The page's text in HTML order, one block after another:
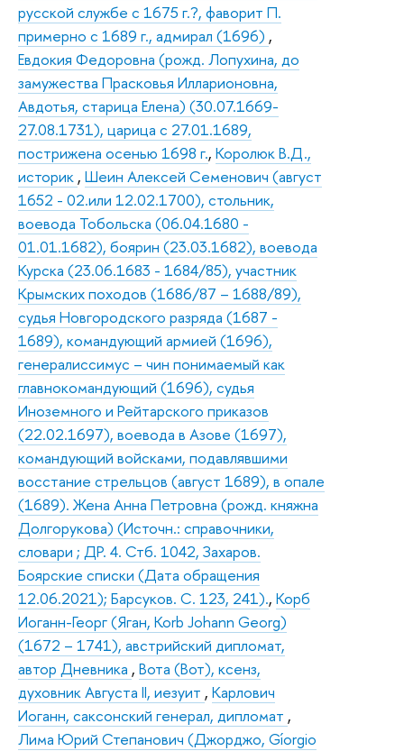
русской службе с 1675 г.?, фаворит П.
примерно с 1689 г., адмирал (1696) ,
Евдокия Федоровна (рожд. Лопухина, до
замужества Прасковья Илларионовна,
Авдотья, старица Елена) (30.07.1669-
27.08.1731), царица с 27.01.1689,
пострижена осенью 1698 г., Королюк В.Д.,
историк , Шеин Алексей Семенович (август
1652 - 02.или 12.02.1700), стольник,
воевода Тобольска (06.04.1680 -
01.01.1682), боярин (23.03.1682), воевода
Курска (23.06.1683 - 1684/85), участник
Крымских походов (1686/87 – 1688/89),
судья Новгородского разряда (1687 -
1689), командующий армией (1696),
генералиссимус – чин понимаемый как
главнокомандующий (1696), судья
Иноземного и Рейтарского приказов
(22.02.1697), воевода в Азове (1697),
командующий войсками, подавлявшими
восстание стрельцов (август 1689), в опале
(1689). Жена Анна Петровна (рожд. княжна
Долгорукова) (Источн.: справочники,
словари ; ДР. 4. Стб. 1042, Захаров.
Боярские списки (Дата обращения
12.06.2021); Барсуков. С. 123, 241)., Корб
Иоганн-Георг (Яган, Korb Johann Georg)
(1672 – 1741), австрийский дипломат,
автор Дневника , Вота (Вот), ксенз,
духовник Августа II, иезуит , Карлович
Иоганн, саксонский генерал, дипломат ,
Лима Юрий Степанович (Джорджо, Gíorgio